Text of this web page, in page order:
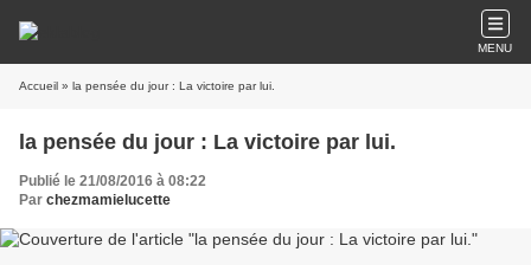
MENU
Accueil » la pensée du jour : La victoire par lui.
la pensée du jour : La victoire par lui.
Publié le 21/08/2016 à 08:22
Par chezmamielucette